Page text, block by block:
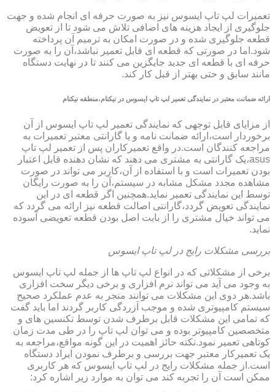
تعمیرات لپ تاپ ایسوس نیز به صورت حرفه ای انجام شده و جهت
جلوگیری از ایجاد هزینه های اضافی تلاش می شود تا از تعویض
قطعه جلوگیری شده و در صورت امکان به ترمیم آن پرداخته
شود.اما در صورتی که قطعه ای قابل تعمیر نباشد،آن را به صورت
حرفه ای با قطعه ای جدید جایگزین می کنند تا در نهایت دستگاه
مانند سابق و حتی بهتر از قبل کار کند.
ارائه ضمانت معتبر در نمایندگی تعمیر لپ تاپ ایسوس در نیکنام،منطقه نیکنام
از مزایای قابل توجهی که نمایندگی تعمیر لپ تاپ ایسوس از آن
برخوردار است،ارائه ضمانت نامه و یا گارانتی معتبر تعمیرات به
مراجعه کنندگان است.در واقع تعمیرکاران پس از تعمیر لپ تاپ
asus،یک گارانتی به مشتری می دهند که نشان دهنده قابل اعتبار
بودن تعمیرات است و با استفاده از آن،کاربر می تواند در صورت
مشاهده مجدد مشکل مشابه در سیستم،آن را به صورت رایگان
توسط این نمایندگی تعمیر نماید.همچنین اگر قطعه ای در این
نمایندگی تعویض گردد،گارانتی اصالت قطعه نیز ارائه می گردد که
می تواند خیال مشتری را از بابت اصل بودن قطعه تعویضی آسوده
نماید.
بررسی مشکلات رایج در لپ تاپ ایسوس
برخی از مشکلاتی که در انواع لپ تاپ ها از جمله لپ تاپ ایسوس
به وجود می آید می تواند نرم افزاری و برخی دیگر سخت افزاری
باشد.هر دوی این مشکلات می توانند منجر به عدم عملکرد صحیح
سیستم کامپیوتری شده و موجب آزردگی کاربر گردند اما باید گفت
که تمامی این مشکلات قابل برطرف شدن توسط تکنسین های و
متخصصین کامپیوتر بوده و می توان لپ تاپ را در طی مدت زمان
کوتاهی تعمیر نمود.نکته حائز اهمیت در این گونه مواقع،مراجعه به
یک تعمیرکار معتبر جهت بررسی و برطرف نمودن ایراد دستگاه
است.از جمله مشکلات رایج در لپ تاپ ایسوس که هر کاربری
ممکن است آن را تجربه کند می توان به موارد زیر اشاره کرد: